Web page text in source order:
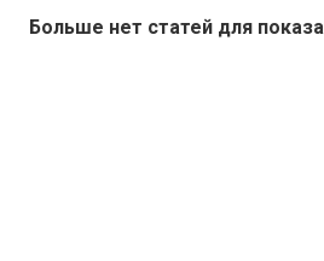
Больше нет статей для показа